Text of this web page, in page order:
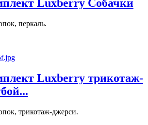
Luxberry Собачки
перкаль.
Luxberry трикотаж-
трикотаж-джерси.